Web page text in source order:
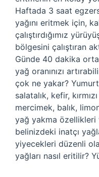
Haftada 3 saat
yağını eritmek için,
çalıştırdığımız
bölgesini çalıştıran
Günde 40 dakika
yağ oranınızı
çok ne yakar?
salatalık, kefir,
mercimek, balık,
yağ yakma özellikleri
belinizdeki inatçı
yiyecekleri düzenli
yağları nasıl eritilir?